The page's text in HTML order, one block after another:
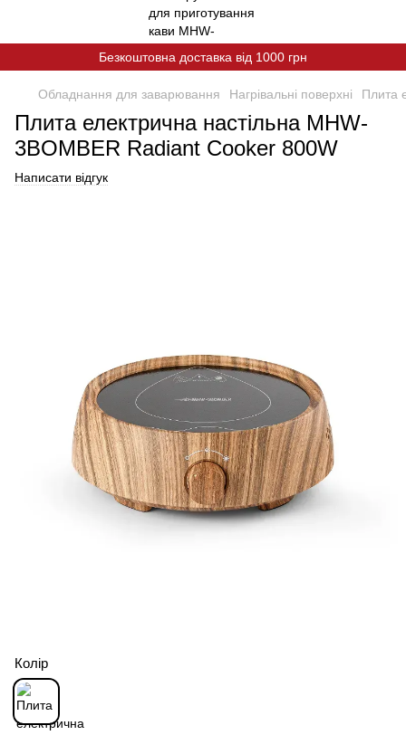
Безкоштовна доставка від 1000 грн
Обладнання для заварювання Нагрівальні поверхні Плита
Плита електрична настільна MHW-
3BOMBER Radiant Сooker 800W
Написати відгук
Колір